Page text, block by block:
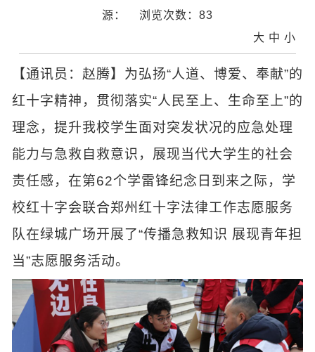
源：
浏览次数： 83
大 中 小
【通讯员：赵腾】为弘扬“人道、博爱、奉献”的
红十字精神，贯彻落实“人民至上、生命至上”的
理念，提升我校学生面对突发状况的应急处理
能力与急救自救意识，展现当代大学生的社会
责任感，在第62个学雷锋纪念日到来之际，学
校红十字会联合郑州红十字法律工作志愿服务
队在绿城广场开展了“传播急救知识 展现青年担
当”志愿服务活动。